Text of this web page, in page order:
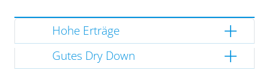
Hohe Erträge
Gutes Dry Down